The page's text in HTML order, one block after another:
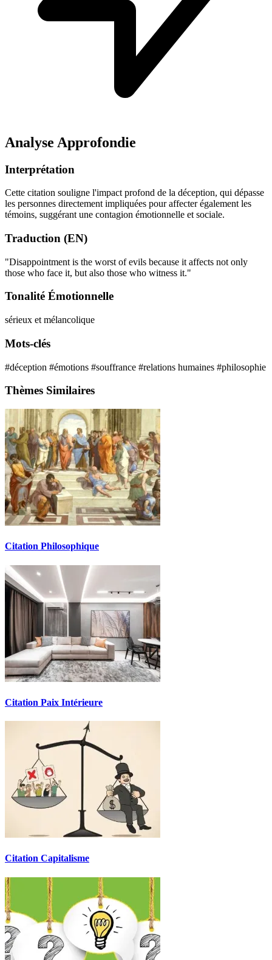
Analyse Approfondie
Interprétation
Cette citation souligne l'impact profond de la déception, qui dépasse
les personnes directement impliquées pour affecter également les
témoins, suggérant une contagion émotionnelle et sociale.
Traduction (EN)
"Disappointment is the worst of evils because it affects not only
those who face it, but also those who witness it."
Tonalité Émotionnelle
sérieux et mélancolique
Mots-clés
#déception #émotions #souffrance #relations humaines #philosophie
Thèmes Similaires
Citation Philosophique
Citation Paix Intérieure
Citation Capitalisme